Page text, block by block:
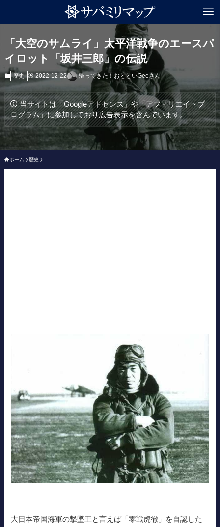
「大空のサムライ」太平洋戦争のエースパ
イロット「坂井三郎」の伝説
歴史 2022-12-22 帰ってきた！おとといGeeさん
当サイトは「Googleアドセンス」や「アフィリエイトプ
ログラム」に参加しており広告表示を含んでいます。
ホーム 歴史
大日本帝国海軍の撃墜王と言えば「零戦虎徹」を自認した